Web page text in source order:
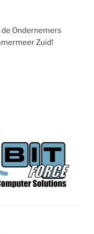
Ondernemers
Zuid!